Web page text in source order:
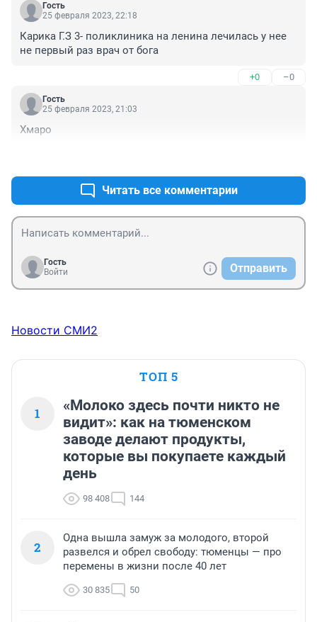
Гость
25 февраля 2023, 22:18
Карика Г.З 3- поликлиника на ленина лечилась у нее
не первый раз врач от бога
+0 –0
Гость
25 февраля 2023, 21:03
Хмаро
Читать все комментарии
Гость
Войти
Отправить
Новости СМИ2
ТОП 5
1
«Молоко здесь почти никто не
видит»: как на тюменском
заводе делают продукты,
которые вы покупаете каждый
день
98 408 144
2
Одна вышла замуж за молодого, второй
развелся и обрел свободу: тюменцы — про
перемены в жизни после 40 лет
30 835 50